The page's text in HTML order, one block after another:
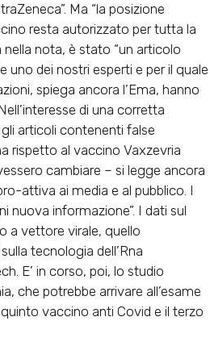
Ma “la posizione
resta autorizzato per tutta la
nota, è stato “un articolo
dei nostri esperti e per il quale
spiega ancora l’Ema, hanno
di una corretta
articoli contenenti false
rispetto al vaccino Vaxzevria
cambiare – si legge ancora
attiva ai media e al pubblico. I
nuova informazione”. I dati sul
a vettore virale, quello
tecnologia dell’Rna
E’ in corso, poi, lo studio
che potrebbe arrivare all’esame
vaccino anti Covid e il terzo